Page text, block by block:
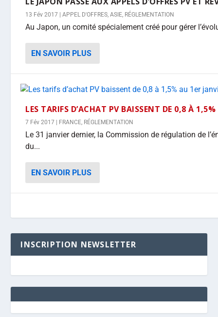
13 Fév 2017 |APPEL D'OFFRES,ASIE, RÉGLEMENTATION
Au Japon, un comité spécialement créé pour gérer
EN SAVOIR PLUS
LES TARIFS D’ACHAT PV BAISSENT DE 0,8 À
7 Fév 2017 FRANCE, RÉGLEMENTATION
Le 31 janvier dernier, la Commission de régulation de
du...
EN SAVOIR PLUS
INSCRIPTION NEWSLETTER